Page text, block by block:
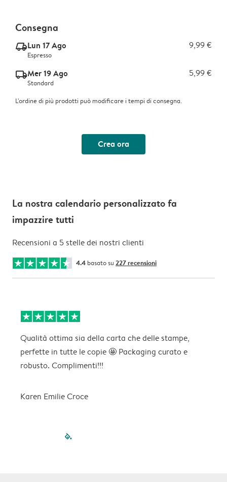
Consegna
delivery_express_v2Lun 17 Ago 9,99 €
Espresso
delivery_standard_v2Mer 19 Ago 5,99 €
Standard
L'ordine di più prodotti può modificare i tempi di consegna.
Crea ora
La nostra calendario personalizzato fa
impazzire tutti
Recensioni a 5 stelle dei nostri clienti
4.4 basato su 227 recensioni
Qualità ottima sia della carta che delle stampe,
perfette in tutte le copie 🤩 Packaging curato e
robusto. Complimenti!!!
Karen Emilie Croce
filled-pagination